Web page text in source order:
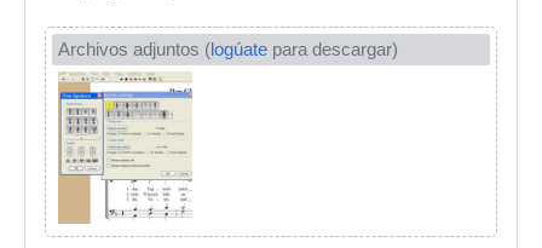
Archivos adjuntos (logúate para descargar)